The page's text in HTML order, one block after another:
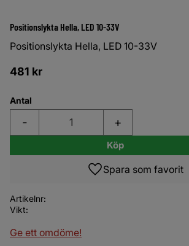
Positionslykta Hella, LED 10-33V
Positionslykta Hella, LED 10-33V
481 kr
Antal
+
-
Köp
Lägg till i
Artikelnr
Vikt
Ge ett omdöme!